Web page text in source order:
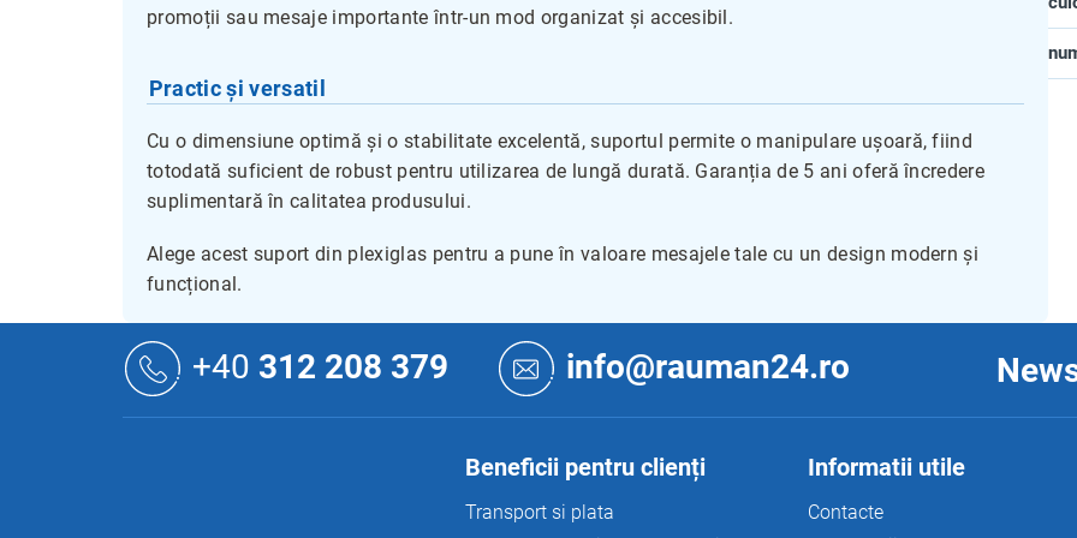
promoții sau mesaje importante într-un mod organizat și accesibil.
Practic și versatil
Cu o dimensiune optimă și o stabilitate excelentă, suportul permite o manipulare ușoară, fiind
totodată suficient de robust pentru utilizarea de lungă durată. Garanția de 5 ani oferă încredere
suplimentară în calitatea produsului.
Alege acest suport din plexiglas pentru a pune în valoare mesajele tale cu un design modern și
funcțional.
+40 312 208 379 info@rauman24.ro
Beneficii pentru clienți
Transport si plata
Informatii utile
Contacte